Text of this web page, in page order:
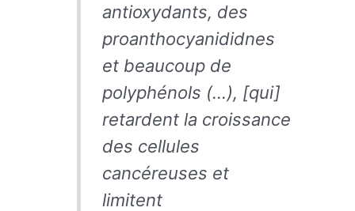
antioxydants, des
proanthocyanididnes
et beaucoup de
polyphénols (…), [qui]
retardent la croissance
des cellules
cancéreuses et
limitent